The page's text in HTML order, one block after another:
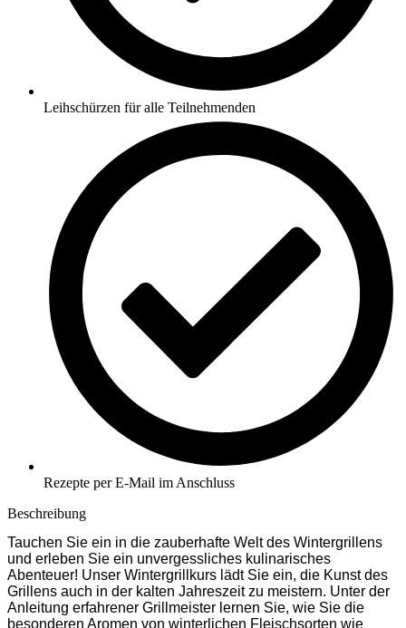
Leihschürzen für alle Teilnehmenden
Rezepte per E-Mail im Anschluss
Beschreibung
Tauchen Sie ein in die zauberhafte Welt des Wintergrillens
und erleben Sie ein unvergessliches kulinarisches
Abenteuer! Unser Wintergrillkurs lädt Sie ein, die Kunst des
Grillens auch in der kalten Jahreszeit zu meistern. Unter der
Anleitung erfahrener Grillmeister lernen Sie, wie Sie die
besonderen Aromen von winterlichen Fleischsorten wie